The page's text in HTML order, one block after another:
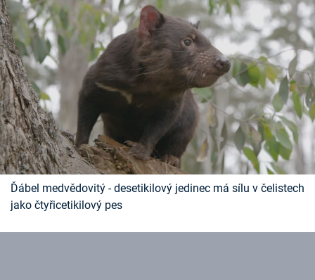
Ďábel medvědovitý - desetikilový jedinec má sílu v čelistech
jako čtyřicetikilový pes